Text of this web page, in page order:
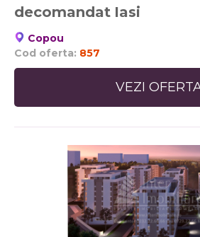
decomandat Iasi
Copou
Cod oferta: 857
VEZI